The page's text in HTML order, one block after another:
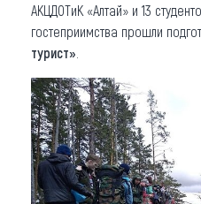
АКЦДОТиК «Алтай» и 13
гостеприимства прошли
турист»